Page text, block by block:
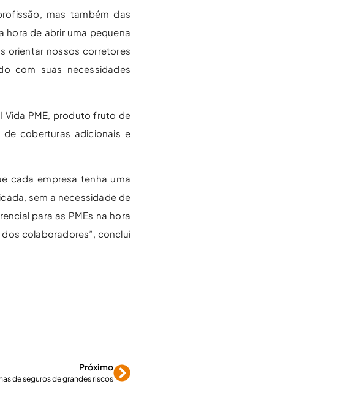
mas também das
hora de abrir uma pequena
orientar nossos corretores
com suas necessidades
Vida PME, produto fruto de
coberturas adicionais e
cada empresa tenha uma
sem a necessidade de
para as PMEs na hora
colaboradores”, conclui
Próximo
de seguros de grandes riscos